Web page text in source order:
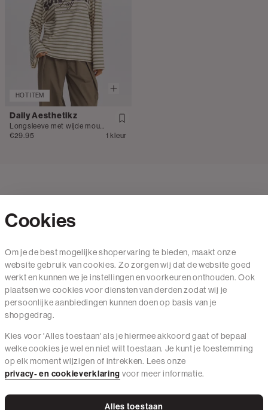
HOT ITEM
Daily Aesthetikz
Longsleeve met wijde mouwen
€29.95
1 kleur
Mail ons
020 - 3412 650
Van maandag t/m vrijdag van 8.30 uur tot 18.00 uur.
Service
Wij zijn The Sting
Cookies
Om je de best mogelijke shopervaring te bieden, maakt onze
website gebruik van cookies. Zo zorgen wij dat de website goed
werkt en kunnen we je instellingen en voorkeuren onthouden. Ook
plaatsen we cookies voor diensten van derden zodat wij je
persoonlijke aanbiedingen kunnen doen op basis van je
shopgedrag.
Kies voor 'Alles toestaan' als je hiermee akkoord gaat of bepaal
welke cookies je wel en niet wilt toestaan. Je kunt je toestemming
op elk moment wijzigen of intrekken. Lees onze
privacy- en cookieverklaring voor meer informatie.
Alles toestaan